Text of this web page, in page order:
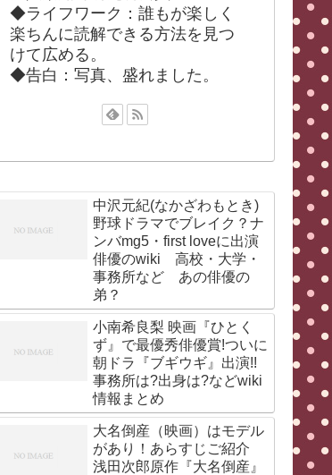
◆ライフワーク：誰もが楽しく
楽ちんに読解できる方法を見つ
けて広める。
◆告白：写真、盛れました。
中沢元紀(なかざわもとき)
野球ドラマでブレイク？ナ
ンバmg5・first loveに出演
俳優のwiki 高校・大学・
事務所など あの俳優の
弟？
小南希良梨 映画『ひとく
ず』で最優秀俳優賞!ついに
朝ドラ『ブギウギ』出演!!
事務所は?出身は?などwiki
情報まとめ
大名倒産（映画）はモデル
があり！あらすじご紹介
浅田次郎原作『大名倒産』